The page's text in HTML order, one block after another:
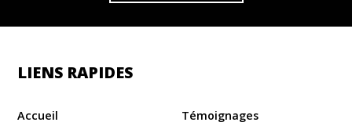
LIENS RAPIDES
Accueil
Témoignages